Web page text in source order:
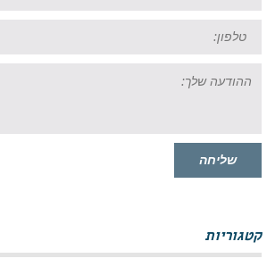
שלך:
שליחה
קטגוריות